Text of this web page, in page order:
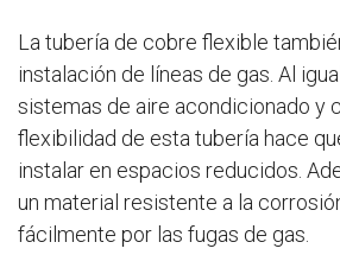
La tubería de cobre flexible
instalación de líneas de gas. Al
sistemas de aire acondicionado y
flexibilidad de esta tubería hace
instalar en espacios reducidos.
un material resistente a la
fácilmente por las fugas de gas.